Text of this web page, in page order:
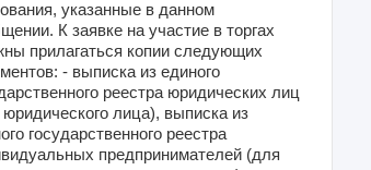
указанные в данном
К заявке на участие в торгах
прилагаться копии следующих
- выписка из единого
реестра юридических лиц
лица), выписка из
государственного реестра
предпринимателей (для